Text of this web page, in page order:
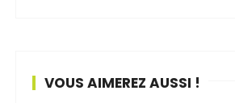
VOUS AIMEREZ AUSSI !